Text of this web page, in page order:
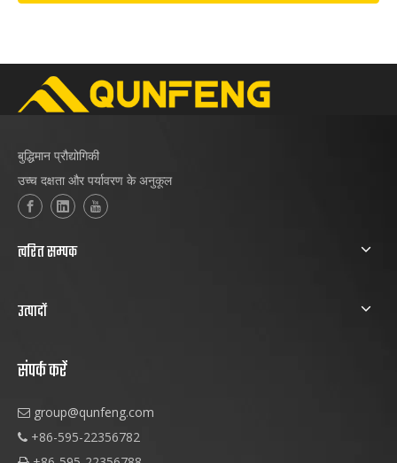
बुद्धिमान प्रौद्योगिकी
उच्च दक्षता और पर्यावरण के अनुकूल
त्वरित सम्पक
उत्पादों
संपर्क करें
 group@qunfeng.com
 +86-595-22356782